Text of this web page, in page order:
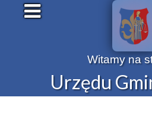
Witamy na
Urzędu